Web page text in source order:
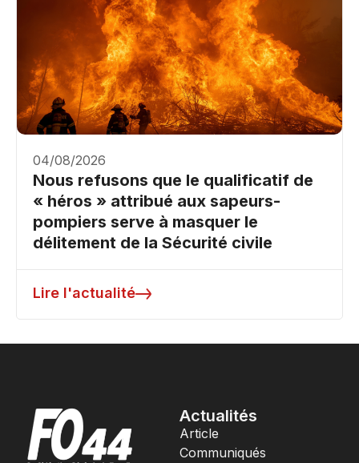
04/08/2026
Nous refusons que le qualificatif de
« héros » attribué aux sapeurs-
pompiers serve à masquer le
délitement de la Sécurité civile
Lire l'actualité
Actualités
Article
Communiqués